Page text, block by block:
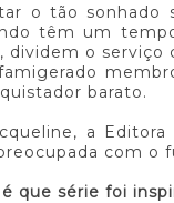
o tão
têm um
dividem o
barato.
a
com o
que série foi